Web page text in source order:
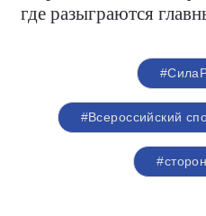
где разыграются
#Всероссийский